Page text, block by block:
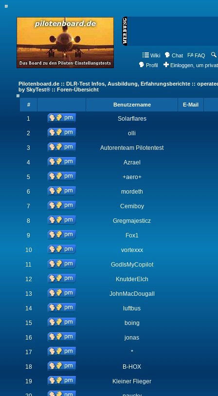
Wiki Chat FAQ
Profil
Einloggen, um
Pilotenboard.de :: DLR-Test Infos, Ausbildung, Erfahrungsberichte ::
by SkyTest® :: Foren-Übersicht
# Benutzername E-Mail
1 Solarflares
2 olli
3 Autorenteam Pilotentest
4 Azrael
5 +aero+
6 mordeth
7 Cemiboy
8 Gregmajesticz
9 Fox1
10 vortexxx
11 GodIsMyCopilot
12 KnutderElch
13 JohnMacDougall
14 luftbus
15 boing
16 jonas
17 *
18 B-HOX
19 Kleiner Flieger